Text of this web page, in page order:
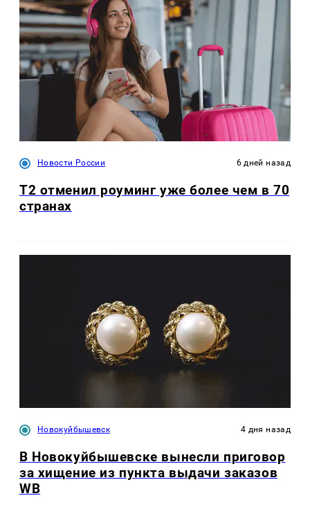
Новости России 6 дней назад
Т2 отменил роуминг уже более чем в 70
странах
Новокуйбышевск 4 дня назад
В Новокуйбышевске вынесли приговор
за хищение из пункта выдачи заказов
WB